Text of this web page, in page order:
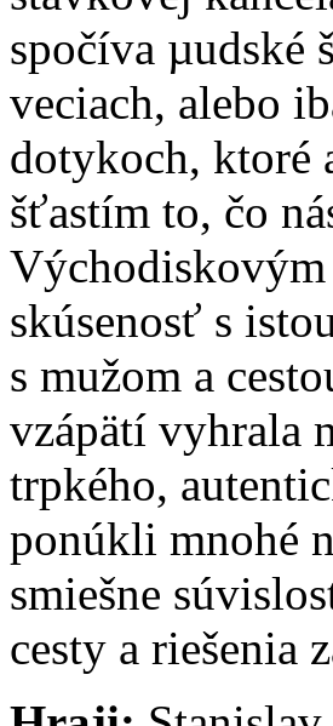
spočíva µudské
veciach, alebo
dotykoch, ktoré
šťastím to, čo
Východiskovým
skúsenosť s
s mužom a
vzápätí vyhrala
trpkého,
ponúkli mnohé
smiešne
cesty a riešenia